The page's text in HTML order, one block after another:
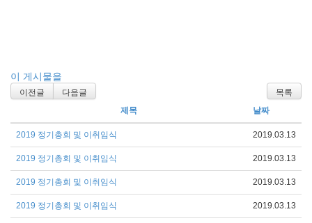
이 게시물을
이전글 다음글 목록
제목 날짜
2019 정기총회 및 이취임식 2019.03.13
2019 정기총회 및 이취임식 2019.03.13
2019 정기총회 및 이취임식 2019.03.13
2019 정기총회 및 이취임식 2019.03.13